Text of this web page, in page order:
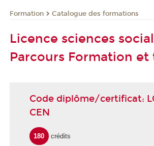
Formation Catalogue des formations
Licence sciences
Parcours Formation et
Code diplôme/certificat:
CEN
180 crédits